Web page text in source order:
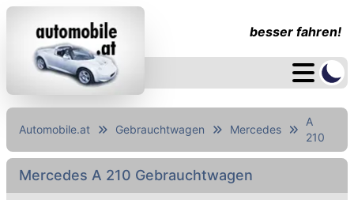
besser fahren!
Automobile.at Gebrauchtwagen Mercedes
A
210
Mercedes A 210 Gebrauchtwagen